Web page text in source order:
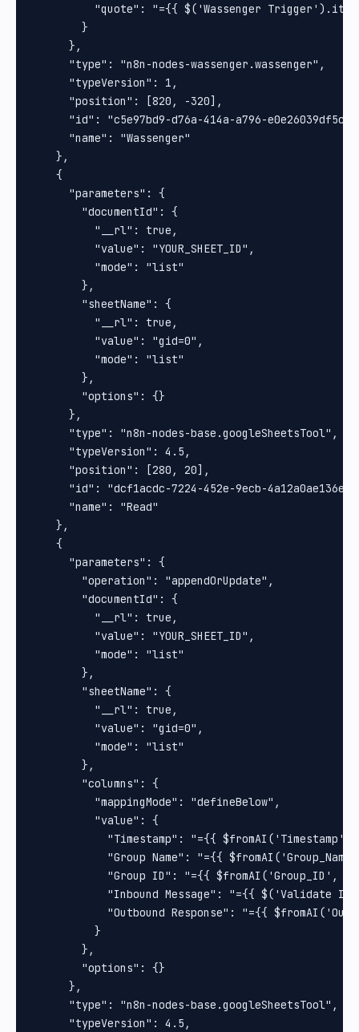
"quote": "={{ $('Wassenger
        }
      },
      "type": "n8n-nodes-wassenger.wassenger",
      "typeVersion": 1,
      "position": [820, -320],
      "id": "c5e97bd9-d76a-414a-a796-e0e26039df5c",
      "name": "Wassenger"
    },
    {
      "parameters": {
        "documentId": {
          "__rl": true,
          "value": "YOUR_SHEET_ID",
          "mode": "list"
        },
        "sheetName": {
          "__rl": true,
          "value": "gid=0",
          "mode": "list"
        },
        "options": {}
      },
      "type": "n8n-nodes-base.googleSheetsTool",
      "typeVersion": 4.5,
      "position": [280, 20],
      "id": "dcf1acdc-7224-452e-9ecb-4a12a0ae136e",
      "name": "Read"
    },
    {
      "parameters": {
        "operation": "appendOrUpdate",
        "documentId": {
          "__rl": true,
          "value": "YOUR_SHEET_ID",
          "mode": "list"
        },
        "sheetName": {
          "__rl": true,
          "value": "gid=0",
          "mode": "list"
        },
        "columns": {
          "mappingMode": "defineBelow",
          "value": {
"Timestamp": "={{ $fromAI('Timestamp',
"Group Name": "={{
"Group ID": "={{ $fromAI('Group_ID',
"Inbound Message": "={{ $('Validate If
"Outbound Response": "={{
          }
        },
        "options": {}
      },
      "type": "n8n-nodes-base.googleSheetsTool",
      "typeVersion": 4.5,